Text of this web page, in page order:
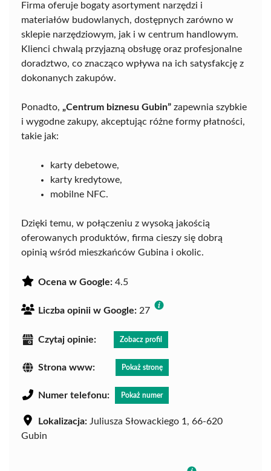
Firma oferuje bogaty asortyment narzędzi i
materiałów budowlanych, dostępnych zarówno w
sklepie narzędziowym, jak i w centrum handlowym.
Klienci chwalą przyjazną obsługę oraz profesjonalne
doradztwo, co znacząco wpływa na ich satysfakcję z
dokonanych zakupów.
Ponadto, „Centrum biznesu Gubin” zapewnia szybkie
i wygodne zakupy, akceptując różne formy płatności,
takie jak:
karty debetowe,
karty kredytowe,
mobilne NFC.
Dzięki temu, w połączeniu z wysoką jakością
oferowanych produktów, firma cieszy się dobrą
opinią wśród mieszkańców Gubina i okolic.
Ocena w Google: 4.5
Liczba opinii w Google: 27
Czytaj opinie: Zobacz profil
Strona www: Pokaż stronę
Numer telefonu: Pokaż numer
Lokalizacja: Juliusza Słowackiego 1, 66-620
Gubin